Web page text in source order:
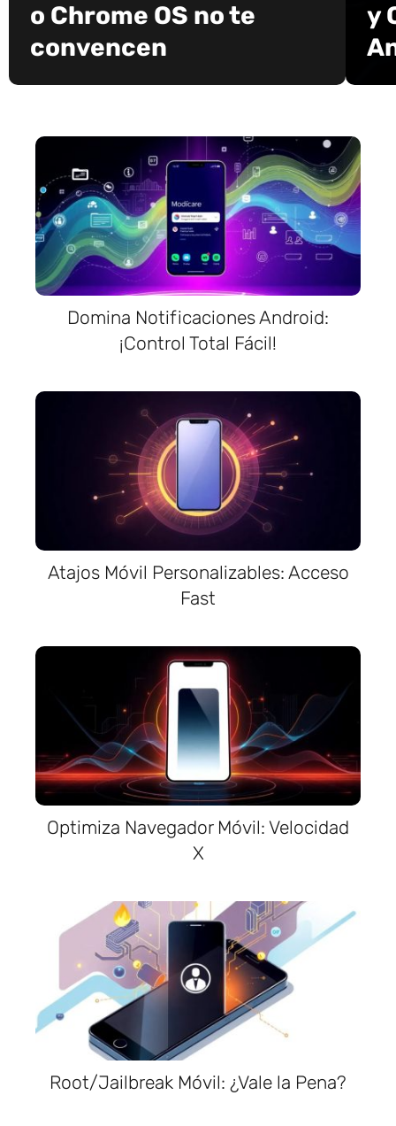
o Chrome OS no te
convencen
y
Domina Notificaciones Android:
¡Control Total Fácil!
Atajos Móvil Personalizables: Acceso
Fast
Optimiza Navegador Móvil: Velocidad
X
Root/Jailbreak Móvil: ¿Vale la Pena?